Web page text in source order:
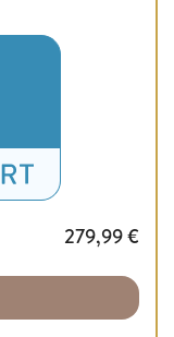
279,99€